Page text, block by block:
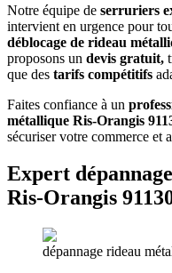
Notre équipe de serruriers
intervient en urgence pour
déblocage de rideau
proposons un devis gratuit,
que des tarifs compétitifs
Faites confiance à un
métallique Ris-Orangis
sécuriser votre commerce et
Expert
Ris-Orangis
dépannage rideau